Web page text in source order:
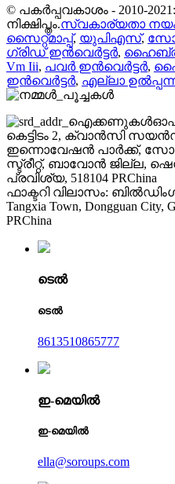
© പകർപ്പവകാശം - 2010-
നിക്ഷിപ്തം.സ്വകാര്യതാ
സൈറ്റ്മാപ്പ്, യുപിഎസ്,
ഗ്രിഡ് ഇൻവെർട്ടർ,
Vm Iii, പവർ ഇൻവെർട്ടർ,
ഇൻവെർട്ടർ, എല്ലാ
കെട്ടിടം 2, ക്വാൻസി
ഇന്നൊവേഷൻ പാർക്ക്,
സ്ട്രീറ്റ്, ബാവോൻ ജില്ല,
പ്രവിശ്യ, 518104 PRChina
ഫാക്ടറി വിലാസം:
Tangxia Town, Dongguan City,
PRChina
ടെൽ
ടെൽ
8613510865777
ഇ-മെയിൽ
ഇ-മെയിൽ
ella@soroups.com